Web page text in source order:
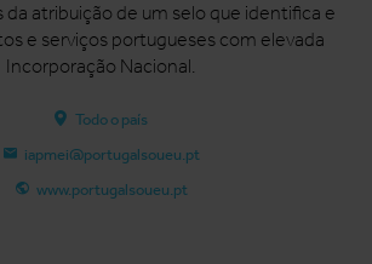
da atribuição de um selo que identifica e
e serviços portugueses com elevada
Incorporação Nacional.
Todo o país
iapmei@portugalsoueu.pt
www.portugalsoueu.pt